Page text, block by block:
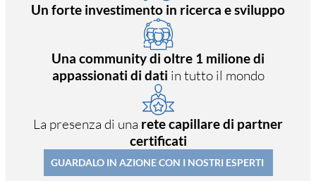
Un forte investimento in ricerca e sviluppo
Una community di oltre 1 milione di
appassionati di dati in tutto il mondo
La presenza di una rete capillare di partner
certificati
GUARDALO IN AZIONE CON I NOSTRI ESPERTI